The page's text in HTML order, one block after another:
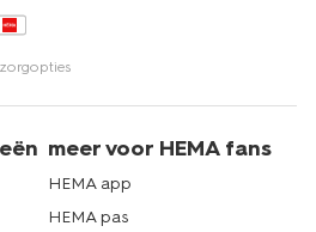
meer voor HEMA fans
HEMA app
HEMA pas